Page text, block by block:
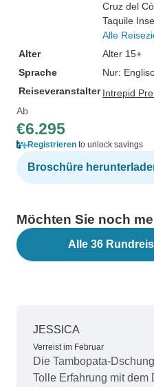
Cruz del
Taquile
Alle
Alter
Alter 15+
Sprache
Nur:
Reiseveranstalter Intrepid
Ab
€6.295
Registrieren to unlock savings
Broschüre
Möchten Sie noch
Alle 36
JESSICA
Verreist im Februar
Die Tambopata-
Tolle Erfahrung mit